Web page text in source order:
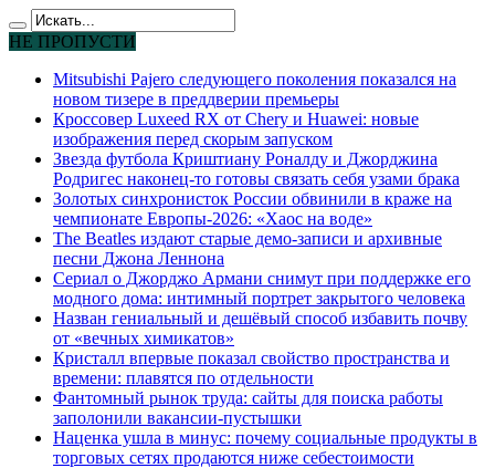
НЕ ПРОПУСТИ
Mitsubishi Pajero следующего поколения показался на
новом тизере в преддверии премьеры
Кроссовер Luxeed RX от Chery и Huawei: новые
изображения перед скорым запуском
Звезда футбола Криштиану Роналду и Джорджина
Родригес наконец-то готовы связать себя узами брака
Золотых синхронисток России обвинили в краже на
чемпионате Европы-2026: «Хаос на воде»
The Beatles издают старые демо-записи и архивные
песни Джона Леннона
Сериал о Джорджо Армани снимут при поддержке его
модного дома: интимный портрет закрытого человека
Назван гениальный и дешёвый способ избавить почву
от «вечных химикатов»
Кристалл впервые показал свойство пространства и
времени: плавятся по отдельности
Фантомный рынок труда: сайты для поиска работы
заполонили вакансии-пустышки
Наценка ушла в минус: почему социальные продукты в
торговых сетях продаются ниже себестоимости